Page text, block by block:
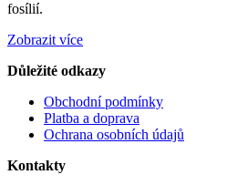
fosílií.
Zobrazit více
Důležité odkazy
Obchodní podmínky
Platba a doprava
Ochrana osobních údajů
Kontakty